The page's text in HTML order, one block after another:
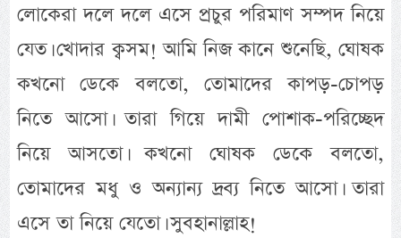
লোকেরা দলে দলে এসে প্রচুর পরিমাণ সম্পদ নিয়ে
যেত। খোদার ক্বসম! আমি নিজ কানে শুনেছি, ঘোষক
কখনো ডেকে বলতো, তোমাদের কাপড়-চোপড়
নিতে আসো। তারা গিয়ে দামী পোশাক-পরিচ্ছেদ
নিয়ে আসতো। কখনো ঘোষক ডেকে বলতো,
তোমাদের মধু ও অন্যান্য দ্রব্য নিতে আসো। তারা
এসে তা নিয়ে যেতো। সুবহানাল্লাহ!